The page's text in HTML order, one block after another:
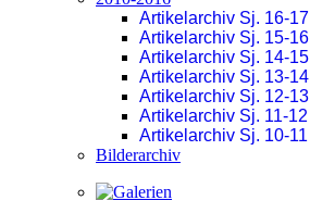
Artikelarchiv Sj. 16-17
Artikelarchiv Sj. 15-16
Artikelarchiv Sj. 14-15
Artikelarchiv Sj. 13-14
Artikelarchiv Sj. 12-13
Artikelarchiv Sj. 11-12
Artikelarchiv Sj. 10-11
Bilderarchiv